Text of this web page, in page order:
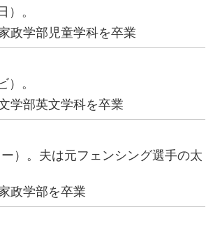
）。
政学部児童学科を卒業
）。
学部英文学科を卒業
）。夫は元フェンシング選手の太
政学部を卒業